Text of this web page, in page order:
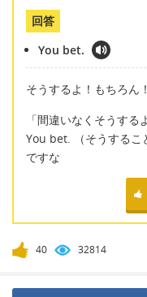
回答
You bet.
そうするよ！もちろん！
「間違いなくそうする
You bet. （そうするこ
ですな
40 32814